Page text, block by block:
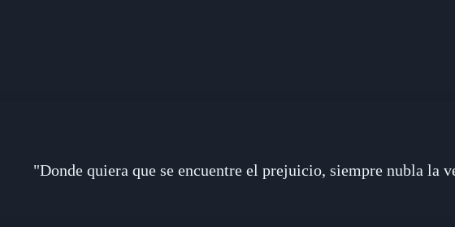
"Donde quiera que se encuentre el prejuicio, siempre nubla la